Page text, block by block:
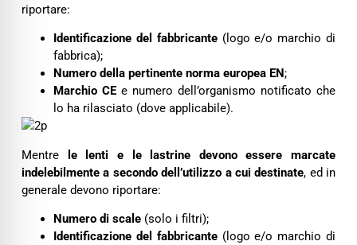
riportare:
Identificazione del fabbricante(logo e/o marchio di
fabbrica);
Numero della pertinente norma europea EN;
Marchio CEe numero dell’organismo notificato che
lo ha rilasciato (dove applicabile).
Mentrele lenti e le lastrine devono essere marcate
indelebilmente a secondo dell’utilizzo a cui destinate, ed in
generale devono riportare:
Numero di scale(solo i filtri);
Identificazione del fabbricante(logo e/o marchio di